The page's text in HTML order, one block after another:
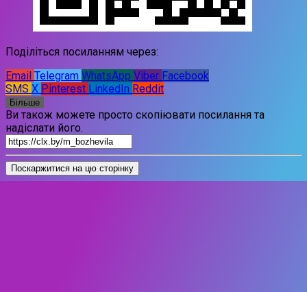
Поділіться посиланням через:
Email Telegram WhatsApp Viber Facebook
SMS X Pinterest LinkedIn Reddit
Більше
Ви також можете просто скопіювати посилання та
надіслати його.
Поскаржитися на цю сторінку